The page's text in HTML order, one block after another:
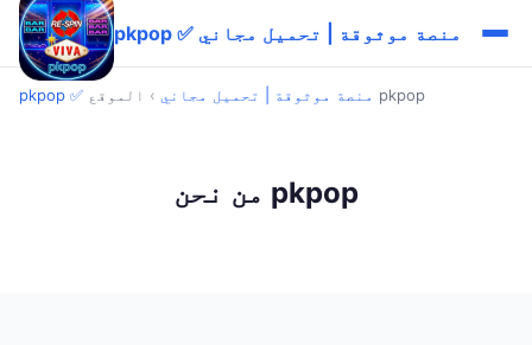
pkpop ✅ منصة موثوقة | تحميل مجاني
pkpop ✅ منصة موثوقة | تحميل مجاني › الموقع pkpop
من نحن pkpop